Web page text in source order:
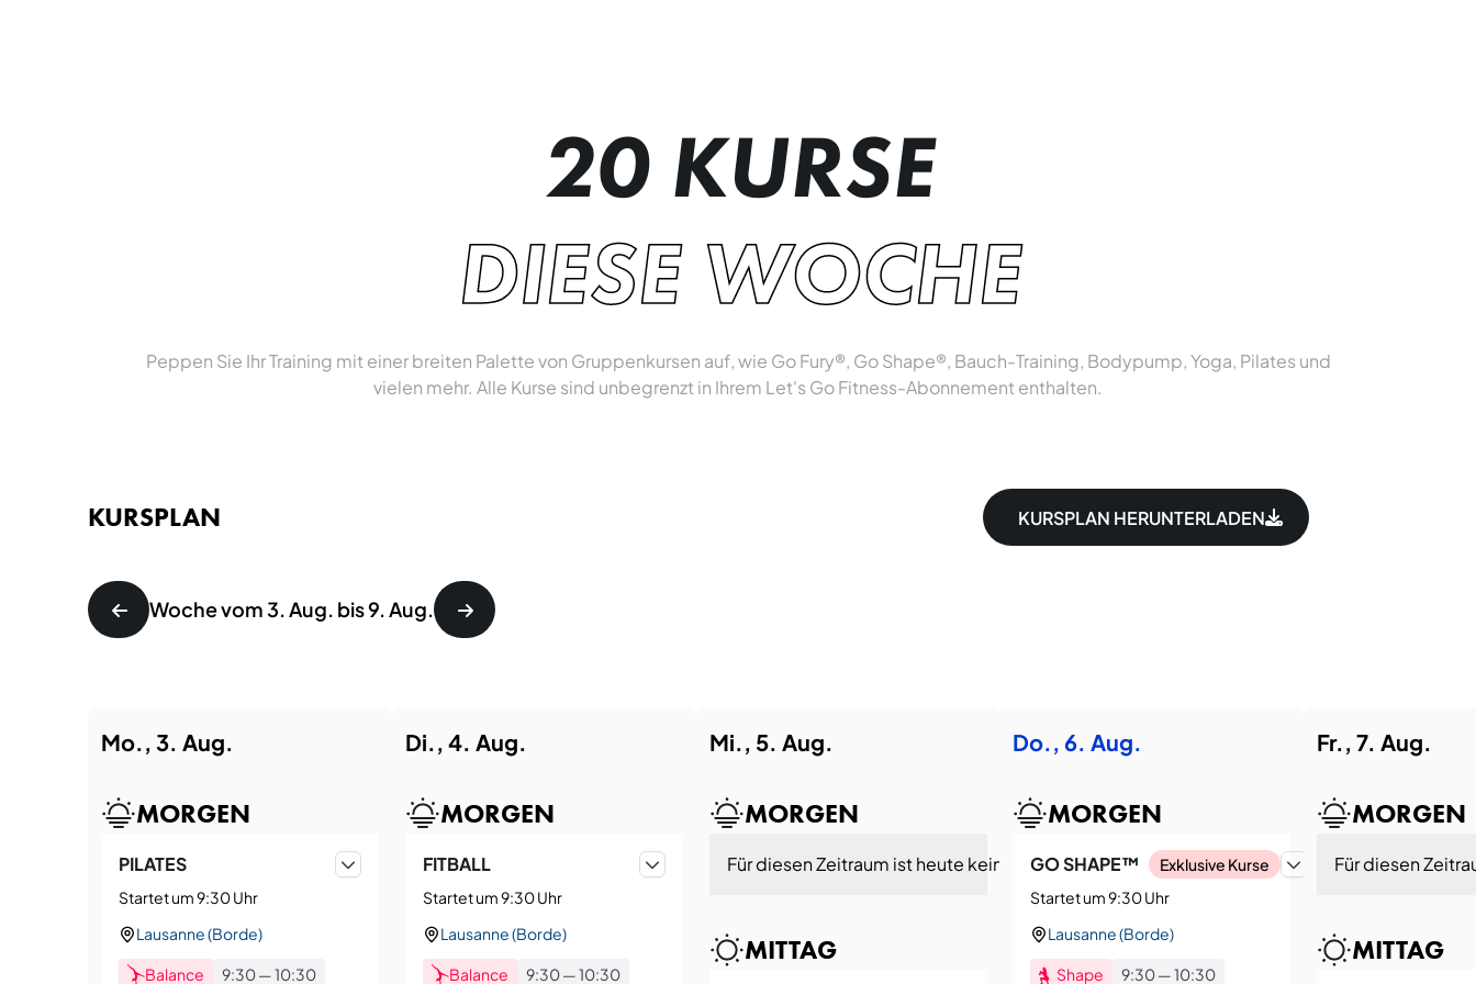
20 KURSE
DIESE WOCHE
Peppen Sie Ihr Training mit einer breiten Palette von Gruppenkursen auf, wie Go Fury®, Go Shape®, Bauch-Training, Bodypump, Yoga, Pilates und
vielen mehr. Alle Kurse sind unbegrenzt in Ihrem Let's Go Fitness-Abonnement enthalten.
KURSPLAN KURSPLAN HERUNTERLADEN
Woche vom 3. Aug. bis 9. Aug.
Mo., 3. Aug.
MORGEN
PILATES
Startet um 9:30 Uhr
Lausanne (Borde)
Balance 9:30—10:30
Di., 4. Aug.
MORGEN
FITBALL
Startet um 9:30 Uhr
Lausanne (Borde)
Balance 9:30—10:30
Mi., 5. Aug.
MORGEN
Für diesen Zeitraum ist heute kein Kurs vorgesehen.
MITTAG
Do., 6. Aug.
MORGEN
GO SHAPE™
Exklusive Kurse
Startet um 9:30 Uhr
Lausanne (Borde)
Shape 9:30—10:30
Fr., 7. Aug.
MORGEN
Für diesen
MITTAG